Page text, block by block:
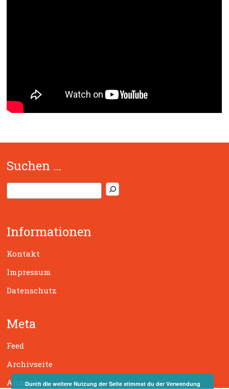
Suchen …
u
e
n
Informationen
Kontakt
Impressum
Datenschutz
Meta
Feed
Archivseite
Anmelden
Durch die weitere Nutzung der Seite stimmst du der Verwendung